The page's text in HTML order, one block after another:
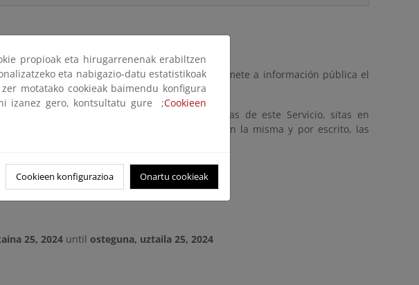
en el Boletín Oficial del Estado, se somete a información pública el
y La Savinosa, Tarragona.
pueden examinar el Proyecto en las oficinas de este Servicio, sitas en
en horas hábiles de oficina, y presentar, en la misma y por escrito, las
25, 2024 until osteguna, uztaila 25, 2024
propioak eta hirugarrenenak erabiltzen
eta nabigazio-datu estatistikoak
motatako cookieak baimendu konfigura
izanez gero, kontsultatu gure ;Cookieen
Cookieen konfigurazioa Onartu cookieak